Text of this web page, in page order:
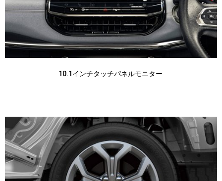
10.1インチタッチパネルモニター